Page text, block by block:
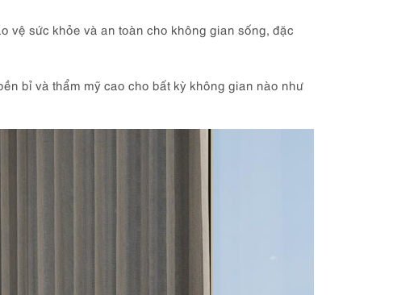
vệ sức khỏe và an toàn cho không gian sống, đặc
bỉ và thẩm mỹ cao cho bất kỳ không gian nào như